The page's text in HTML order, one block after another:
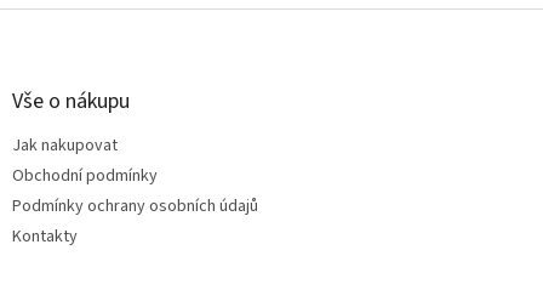
v
Z
Vše o nákupu
Jak nakupovat
Obchodní podmínky
Podmínky ochrany osobních údajů
Kontakty